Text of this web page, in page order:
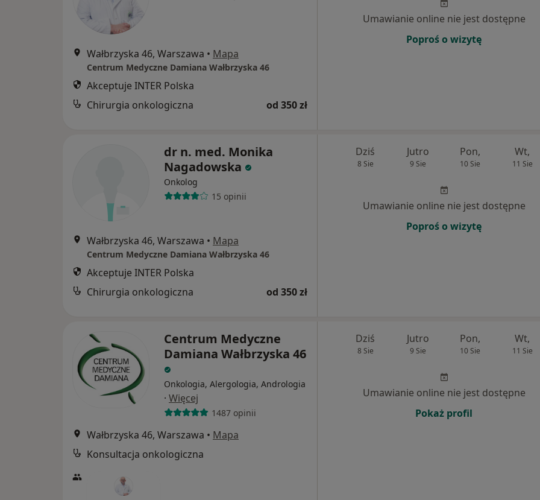
Wałbrzyska 46, Warszawa • Mapa
Centrum Medyczne Damiana Wałbrzyska 46
Akceptuje INTER Polska
Chirurgia onkologiczna
od 350 zł
Umawianie online nie jest dostępne
Poproś o wizytę
dr n. med. Monika
Nagadowska
Onkolog
15 opinii
Wałbrzyska 46, Warszawa • Mapa
Centrum Medyczne Damiana Wałbrzyska 46
Akceptuje INTER Polska
Chirurgia onkologiczna
od 350 zł
Dziś
8 Sie
Jutro
9 Sie
Pon,
10 Sie
Wt,
11 Sie
Umawianie online nie jest dostępne
Poproś o wizytę
Centrum Medyczne
Damiana Wałbrzyska 46
Onkologia, Alergologia, Andrologia
· Więcej
1487 opinii
Wałbrzyska 46, Warszawa • Mapa
Konsultacja onkologiczna
Dziś
8 Sie
Jutro
9 Sie
Pon,
10 Sie
Wt,
11 Sie
Umawianie online nie jest dostępne
Pokaż profil